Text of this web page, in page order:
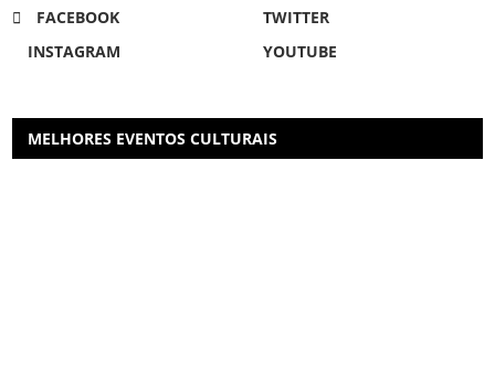
FACEBOOK
TWITTER
INSTAGRAM
YOUTUBE
MELHORES EVENTOS CULTURAIS